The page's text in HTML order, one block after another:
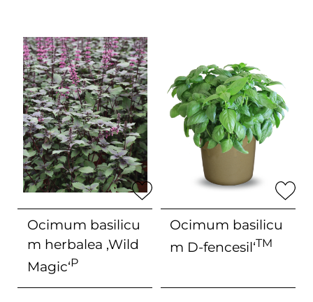
Ocimum basilicu
m herbalea ‚Wild
Magic‘P
Ocimum basilicu
m D-fencesil‘TM